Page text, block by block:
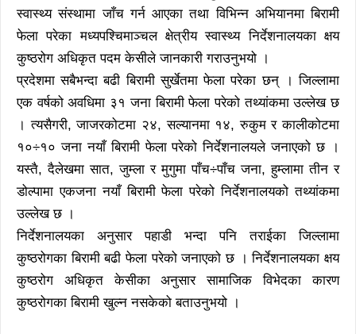
स्वास्थ्य संस्थामा जाँच गर्न आएका तथा विभिन्न अभियानमा बिरामी
फेला परेका मध्यपश्चिमाञ्चल क्षेत्रीय स्वास्थ्य निर्देशनालयका क्षय
कुष्ठरोग अधिकृत पदम केसीले जानकारी गराउनुभयो ।
प्रदेशमा सबैभन्दा बढी बिरामी सुर्खेतमा फेला परेका छन् । जिल्लामा
एक वर्षको अवधिमा ३१ जना बिरामी फेला परेको तथ्यांकमा उल्लेख छ
। त्यसैगरी, जाजरकोटमा २४, सल्यानमा १४, रुकुम र कालीकोटमा
१०÷१० जना नयाँ बिरामी फेला परेको निर्देशनालयले जनाएको छ ।
यस्तै, दैलेखमा सात, जुम्ला र मुगुमा पाँच÷पाँच जना, हुम्लामा तीन र
डोल्पामा एकजना नयाँ बिरामी फेला परेको निर्देशनालयको तथ्यांकमा
उल्लेख छ ।
निर्देशनालयका अनुसार पहाडी भन्दा पनि तराईका जिल्लामा
कुष्ठरोगका बिरामी बढी फेला परेको जनाएको छ । निर्देशनालयका क्षय
कुष्ठरोग अधिकृत केसीका अनुसार सामाजिक विभेदका कारण
कुष्ठरोगका बिरामी खुल्न नसकेको बताउनुभयो ।